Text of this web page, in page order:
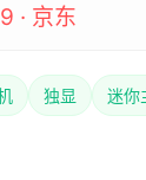
· 京东
独显 迷你